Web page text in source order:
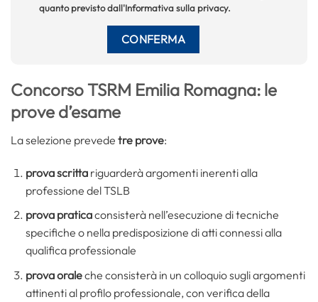
quanto previsto dall'Informativa sulla privacy.
Concorso TSRM Emilia Romagna: le
prove d’esame
La selezione prevede tre prove:
prova scrittariguarderà argomenti inerenti alla
professione del TSLB
prova praticaconsisterà nell’esecuzione di tecniche
specifiche o nella predisposizione di atti connessi alla
qualifica professionale
prova oraleche consisterà in un colloquio sugli argomenti
attinenti al profilo professionale, con verifica della